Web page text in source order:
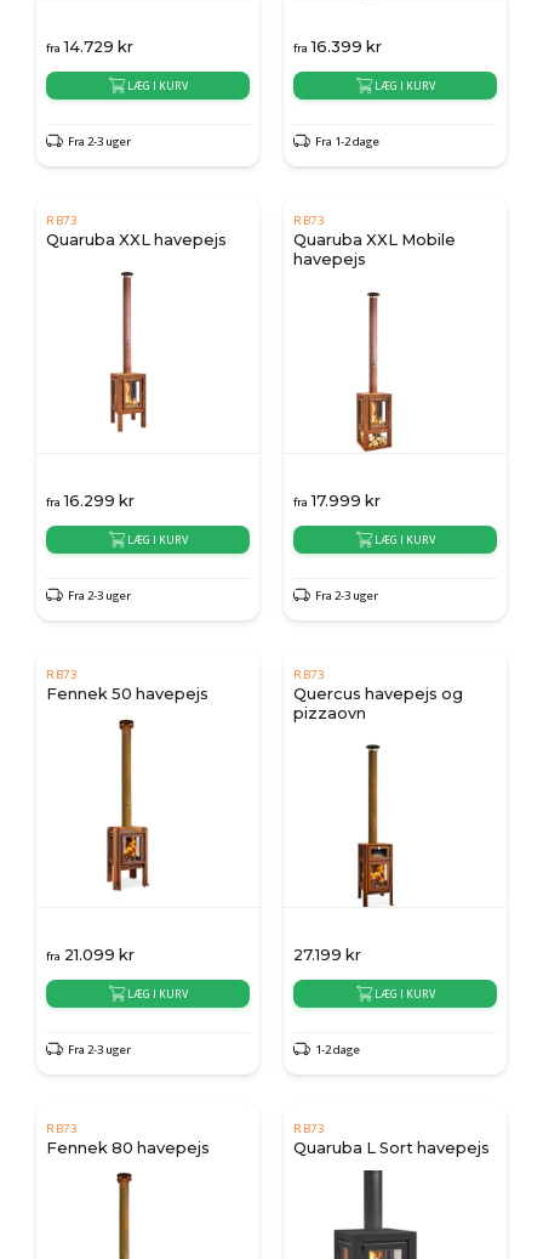
fra 14.729 kr
LÆG I KURV
Fra 2-3 uger
fra 16.399 kr
LÆG I KURV
Fra 1-2 dage
RB73
Quaruba XXL havepejs
fra 16.299 kr
LÆG I KURV
Fra 2-3 uger
RB73
Quaruba XXL Mobile
havepejs
fra 17.999 kr
LÆG I KURV
Fra 2-3 uger
RB73
Fennek 50 havepejs
fra 21.099 kr
LÆG I KURV
Fra 2-3 uger
RB73
Quercus havepejs og
pizzaovn
27.199 kr
LÆG I KURV
1-2 dage
RB73
Fennek 80 havepejs
RB73
Quaruba L Sort havepejs